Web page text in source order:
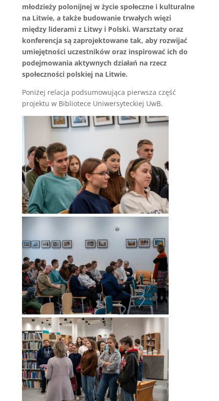
młodzieży polonijnej w życie społeczne i kulturalne
na Litwie, a także budowanie trwałych więzi
między liderami z Litwy i Polski. Warsztaty oraz
konferencja są zaprojektowane tak, aby rozwijać
umiejętności uczestników oraz inspirować ich do
podejmowania aktywnych działań na rzecz
społeczności polskiej na Litwie.
Poniżej relacja podsumowująca pierwsza część
projektu w Bibliotece Uniwersyteckiej UwB.